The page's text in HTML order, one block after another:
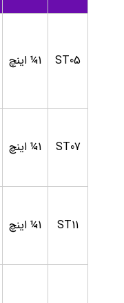
ST05 1¼ اینچ
ST07 1¼ اینچ
ST11 1¼ اینچ